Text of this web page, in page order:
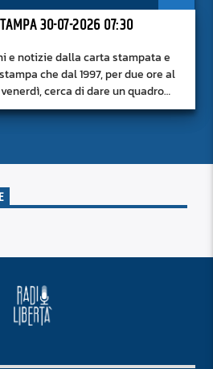
30-07-2026 07:30
e notizie dalla carta stampata e
che dal 1997, per due ore al
cerca di dare un quadro
del giorno, senza fermarsi alla